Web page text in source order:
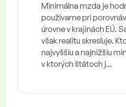
Minimálna mzda je
používame pri
úrovne v krajinách EÚ.
však realitu skresľuje.
najvyššiu a najnižšiu
v ktorých štátoch j...